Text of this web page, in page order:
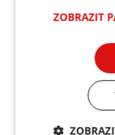
Lesy
Ústřední
zemědělský
Tocháček
město
ZOBRAZIT